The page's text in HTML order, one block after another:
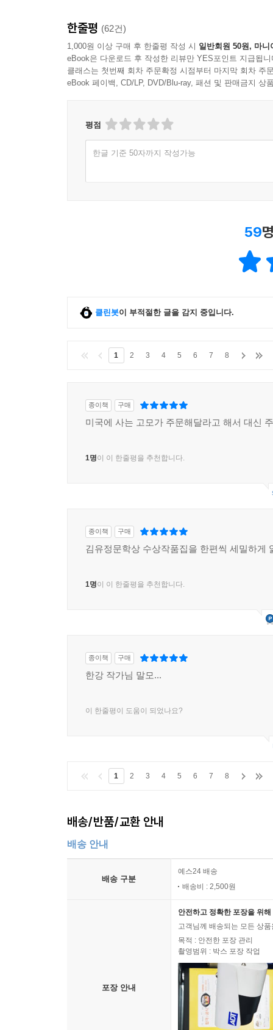
한줄평 (62건)
1,000원 이상 구매 후 한줄평 작성 시 일반회원 50원, 마니
eBook은 다운로드 후 작성한 리뷰만 YES포인트 지급됩니
클래스는 첫번째 회차 주문확정 시점부터 마지막 회차 주
eBook 페이백, CD/LP, DVD/Blu-ray, 패션 및 판매금지 상
평점
한글 기준 50자까지 작성가능
59
클린봇이 부적절한 글을 감지 중입니다.
1 2 3 4 5 6 7 8
종이책 구매
미국에 사는 고모가 주문해달라고 해서 대신
1명이 이 한줄평을 추천합니다.
종이책 구매
김유정문학상 수상작품집을 한편씩 세밀하게
1명이 이 한줄평을 추천합니다.
종이책 구매
한강 작가님 말모...
이 한줄평이 도움이 되었나요?
1 2 3 4 5 6 7 8
배송/반품/교환 안내
배송 안내
배송 구분
예스24 배송
배송비 : 2,500원
포장 안내
안전하고 정확한 포장을 위
고객님께 배송되는 모든 상
목적 : 안전한 포장 관리
촬영범위 : 박스 포장 작업